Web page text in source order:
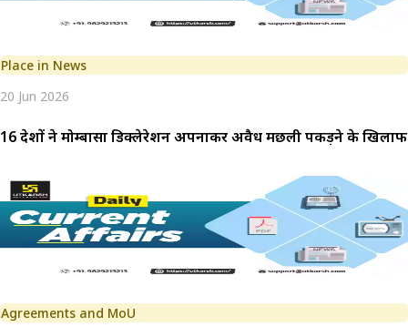
Place in News
20 Jun 2026
16 देशों ने मोम्बासा डिक्लेरेशन अपनाकर अवैध मछली पकड़ने के खिलाफ
Agreements and MoU